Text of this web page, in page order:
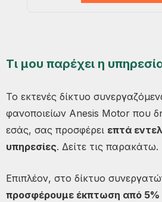
Τι μου παρέχει η
Το εκτενές δίκτυο
φανοποιείων Anesis Motor που
εσάς, σας προσφέρει επτά
υπηρεσίες. Δείτε τις παρακάτω.
Επιπλέον, στο δίκτυο
προσφέρουμε έκπτωση από 5%